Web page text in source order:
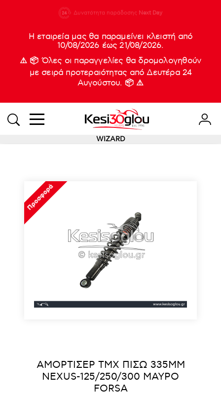
933
Δυνατότητα παράδοσης Next Day
Νέες
Η εταιρεία μας θα παραμείνει κλειστή από
10/08/2026 έως 21/08/2026.
⚠️ 📦 Όλες οι παραγγελίες θα δρομολογηθούν
με σειρά προτεραιότητας από Δευτέρα 24
Αυγούστου. 📦 ⚠️
WIZARD
Προσφορά
ΑΜΟΡΤΙΣΕΡ ΤΜΧ ΠΙΣΩ 335MM
NEXUS-125/250/300 ΜΑΥΡΟ
FORSA